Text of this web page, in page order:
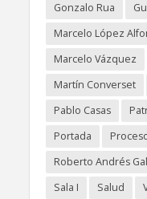
Gonzalo Rua
Marcelo López
Marcelo Vázquez
Martín Converset
Pablo Casas
Portada
Roberto Andrés
Sala I
Salud